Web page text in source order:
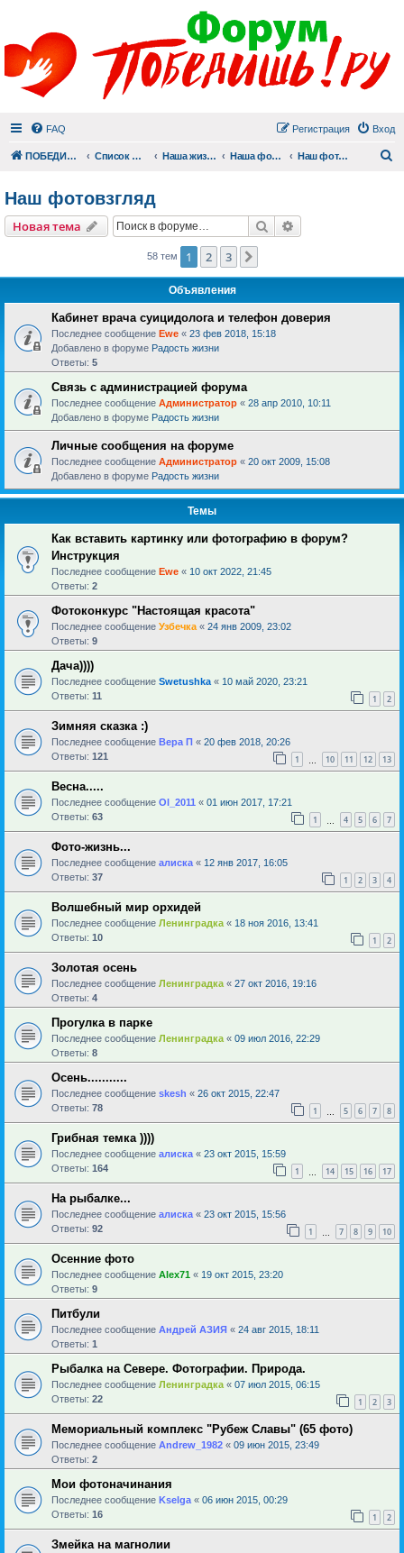
FAQ Вход
Регистрация
ПОБЕДИШЬ.РУ Список форумов Наша жизнь (не всё же о суициде!) Наша фотогалерея Наш фотовзгляд
Наш фотовзгляд
Новая тема Поиск
58 тем 1 2 3
Объявления
Кабинет врача суицидолога и телефон доверия
Последнее сообщение Ewe « 23 фев 2018, 15:18
Добавлено в форуме Радость жизни
Ответы: 5
Связь с администрацией форума
Последнее сообщение Администратор « 28 апр 2010, 10:11
Добавлено в форуме Радость жизни
Личные сообщения на форуме
Последнее сообщение Администратор « 20 окт 2009, 15:08
Добавлено в форуме Радость жизни
Темы
Как вставить картинку или фотографию в форум?
Инструкция
Последнее сообщение Ewe « 10 окт 2022, 21:45
Ответы: 2
Фотоконкурс "Настоящая красота"
Последнее сообщение Узбечка « 24 янв 2009, 23:02
Ответы: 9
Дача))))
Последнее сообщение Swetushka « 10 май 2020, 23:21
Ответы: 11 1 2
Зимняя сказка :)
Последнее сообщение Вера П « 20 фев 2018, 20:26
Ответы: 121 1 10 11 12 13
Весна.....
Последнее сообщение Ol_2011 « 01 июн 2017, 17:21
Ответы: 63 1 4 5 6 7
Фото-жизнь...
Последнее сообщение алиска « 12 янв 2017, 16:05
Ответы: 37 1 2 3 4
Волшебный мир орхидей
Последнее сообщение Ленинградка « 18 ноя 2016, 13:41
Ответы: 10 1 2
Золотая осень
Последнее сообщение Ленинградка « 27 окт 2016, 19:16
Ответы: 4
Прогулка в парке
Последнее сообщение Ленинградка « 09 июл 2016, 22:29
Ответы: 8
Осень...........
Последнее сообщение skesh « 26 окт 2015, 22:47
Ответы: 78 1 5 6 7 8
Грибная темка ))))
Последнее сообщение алиска « 23 окт 2015, 15:59
Ответы: 164 1 14 15 16 17
На рыбалке...
Последнее сообщение алиска « 23 окт 2015, 15:56
Ответы: 92 1 7 8 9 10
Осенние фото
Последнее сообщение Alex71 « 19 окт 2015, 23:20
Ответы: 9
Питбули
Последнее сообщение Андрей АЗИЯ « 24 авг 2015, 18:11
Ответы: 1
Рыбалка на Севере. Фотографии. Природа.
Последнее сообщение Ленинградка « 07 июл 2015, 06:15
Ответы: 22 1 2 3
Мемориальный комплекс "Рубеж Славы" (65 фото)
Последнее сообщение Andrew_1982 « 09 июн 2015, 23:49
Ответы: 2
Мои фотоначинания
Последнее сообщение Kselga « 06 июн 2015, 00:29
Ответы: 16 1 2
Змейка на магнолии